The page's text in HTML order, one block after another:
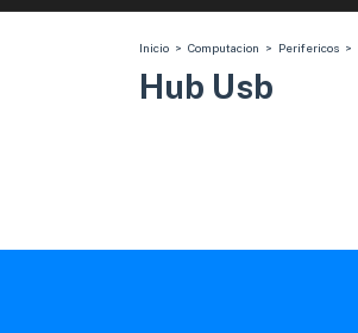
Inicio > Computacion > Perifericos >
Hub Usb